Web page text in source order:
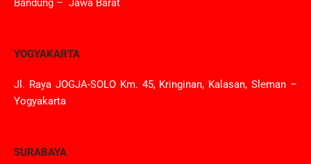
Bandung – Jawa Barat
YOGYAKARTA
Jl. Raya JOGJA-SOLO Km. 45, Kringinan, Kalasan, Sleman –
Yogyakarta
SURABAYA